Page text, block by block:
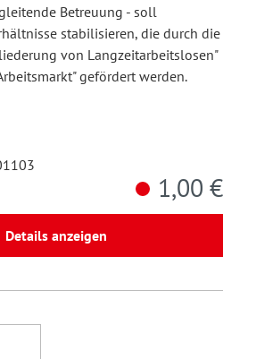
Betreuung - soll
stabilisieren, die durch die
von Langzeitarbeitslosen"
gefördert werden.
1,00 €
Details anzeigen